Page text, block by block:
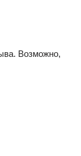
Возможно,